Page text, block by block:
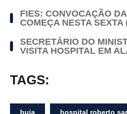
FIES: CONVOCAÇÃO
COMEÇA NESTA SEXTA
SECRETÁRIO DO
VISITA HOSPITAL EM
TAGS:
buja hospital roberto